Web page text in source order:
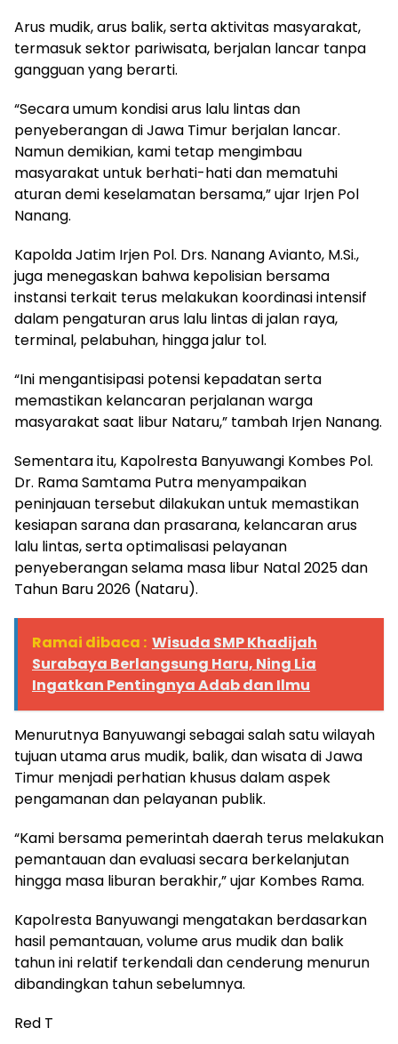
Arus mudik, arus balik, serta aktivitas masyarakat,
termasuk sektor pariwisata, berjalan lancar tanpa
gangguan yang berarti.
“Secara umum kondisi arus lalu lintas dan
penyeberangan di Jawa Timur berjalan lancar.
Namun demikian, kami tetap mengimbau
masyarakat untuk berhati-hati dan mematuhi
aturan demi keselamatan bersama,” ujar Irjen Pol
Nanang.
Kapolda Jatim Irjen Pol. Drs. Nanang Avianto, M.Si.,
juga menegaskan bahwa kepolisian bersama
instansi terkait terus melakukan koordinasi intensif
dalam pengaturan arus lalu lintas di jalan raya,
terminal, pelabuhan, hingga jalur tol.
“Ini mengantisipasi potensi kepadatan serta
memastikan kelancaran perjalanan warga
masyarakat saat libur Nataru,” tambah Irjen Nanang.
Sementara itu, Kapolresta Banyuwangi Kombes Pol.
Dr. Rama Samtama Putra menyampaikan
peninjauan tersebut dilakukan untuk memastikan
kesiapan sarana dan prasarana, kelancaran arus
lalu lintas, serta optimalisasi pelayanan
penyeberangan selama masa libur Natal 2025 dan
Tahun Baru 2026 (Nataru).
Ramai dibaca : Wisuda SMP Khadijah
Surabaya Berlangsung Haru, Ning Lia
Ingatkan Pentingnya Adab dan Ilmu
Menurutnya Banyuwangi sebagai salah satu wilayah
tujuan utama arus mudik, balik, dan wisata di Jawa
Timur menjadi perhatian khusus dalam aspek
pengamanan dan pelayanan publik.
“Kami bersama pemerintah daerah terus melakukan
pemantauan dan evaluasi secara berkelanjutan
hingga masa liburan berakhir,” ujar Kombes Rama.
Kapolresta Banyuwangi mengatakan berdasarkan
hasil pemantauan, volume arus mudik dan balik
tahun ini relatif terkendali dan cenderung menurun
dibandingkan tahun sebelumnya.
Red T